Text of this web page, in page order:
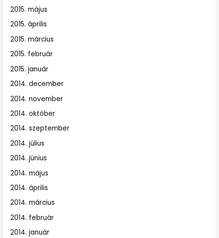
2015. május
2015. április
2015. március
2015. február
2015. január
2014. december
2014. november
2014. október
2014. szeptember
2014. július
2014. június
2014. május
2014. április
2014. március
2014. február
2014. január